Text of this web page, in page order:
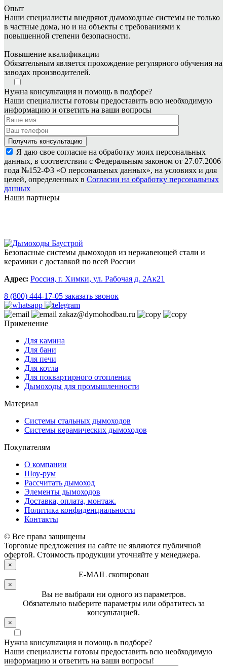
Опыт
Наши специалисты внедряют дымоходные системы не только
в частные дома, но и на объекты с требованиями к
повышенной степени безопасности.
Повышение квалификации
Обязательным является прохождение регулярного обучения на
заводах производителей.
Нужна консультация и помощь в подборе?
Наши специалисты готовы предоставить всю необходимую
информацию и ответить на ваши вопросы
Я даю свое согласие на обработку моих персональных
данных, в соответствии с Федеральным законом от 27.07.2006
года №152-ФЗ «О персональных данных», на условиях и для
целей, определенных в Согласии на обработку персональных
данных
Наши партнеры
Безопасные системы дымоходов из нержавеющей стали и
керамики с доставкой по всей России
Адрес: Россия, г. Химки, ул. Рабочая д. 2Ак21
8 (800) 444-17-05 заказать звонок
zakaz@dymohodbau.ru
Применение
Для камина
Для бани
Для печи
Для котла
Для поквартирного отопления
Дымоходы для промышленности
Материал
Системы стальных дымоходов
Системы керамических дымоходов
Покупателям
О компании
Шоу-рум
Рассчитать дымоход
Элементы дымоходов
Доставка, оплата, монтаж.
Политика конфиденциальности
Контакты
© Все права защищены
Торговые предложения на сайте не являются публичной
офертой. Стоимость продукции уточняйте у менеджера.
×
E-MAIL скопирован
×
Вы не выбрали ни одного из параметров.
Обязательно выберите параметры или обратитесь за
консультацией.
×
Нужна консультация и помощь в подборе?
Наши специалисты готовы предоставить всю необходимую
информацию и ответить на ваши вопросы!